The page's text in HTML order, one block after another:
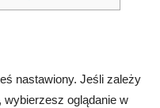
nastawiony. Jeśli zależy
oglądanie w